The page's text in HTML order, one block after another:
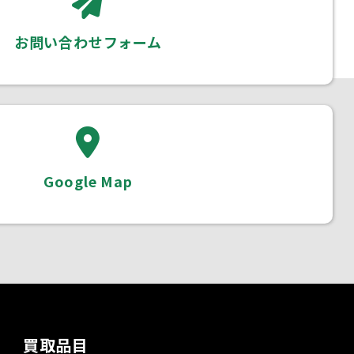
お問い合わせフォーム
Google Map
買取品目